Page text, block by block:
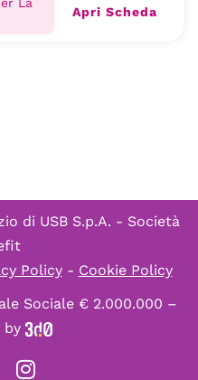
Apri Scheda
di USB S.p.A. - Società
Policy- Cookie Policy
Sociale € 2.000.000 –
by